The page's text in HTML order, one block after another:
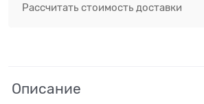
Рассчитать стоимость доставки
Описание